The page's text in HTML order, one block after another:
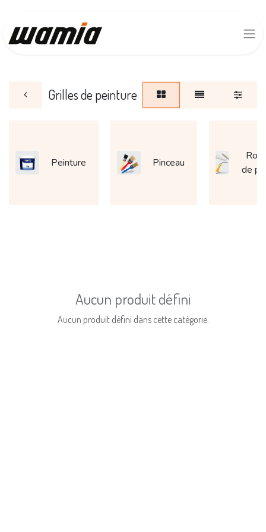
Grilles de peinture
Peinture Pinceau
de
Aucun produit défini
Aucun produit défini dans cette catégorie.